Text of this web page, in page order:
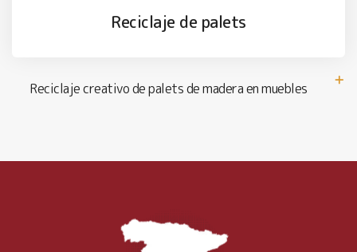
Reciclaje de palets
Reciclaje creativo de palets de madera en muebles